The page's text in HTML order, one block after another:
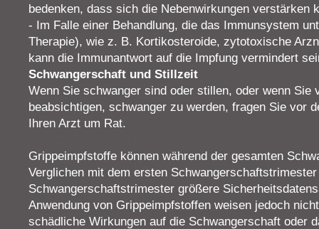
bedenken, dass sich die Nebenwirkungen verstärken
- Im Falle einer Behandlung, die das Immunsystem
Therapie), wie z. B. Kortikosteroide, zytotoxische
kann die Immunantwort auf die Impfung vermindert
Schwangerschaft und Stillzeit
Wenn Sie schwanger sind oder stillen, oder wenn Sie
beabsichtigen, schwanger zu werden, fragen Sie vor
Ihren Arzt um Rat.
Grippeimpfstoffe können während der gesamten
Verglichen mit dem ersten
Schwangerschaftstrimester größere
Anwendung von Grippeimpfstoffen weisen jedoch
schädliche Wirkungen auf die Schwangerschaft oder